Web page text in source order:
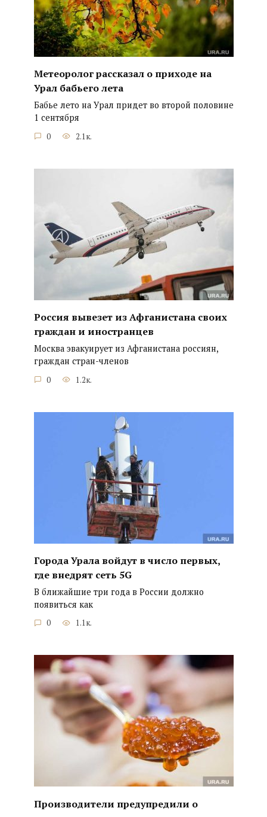
Метеоролог рассказал о приходе на
Урал бабьего лета
Бабье лето на Урал придет во второй половине
1 сентября
0 2.1к.
Россия вывезет из Афганистана своих
граждан и иностранцев
Москва эвакуирует из Афганистана россиян,
граждан стран-членов
0 1.2к.
Города Урала войдут в число первых,
где внедрят сеть 5G
В ближайшие три года в России должно
появиться как
0 1.1к.
Производители предупредили о